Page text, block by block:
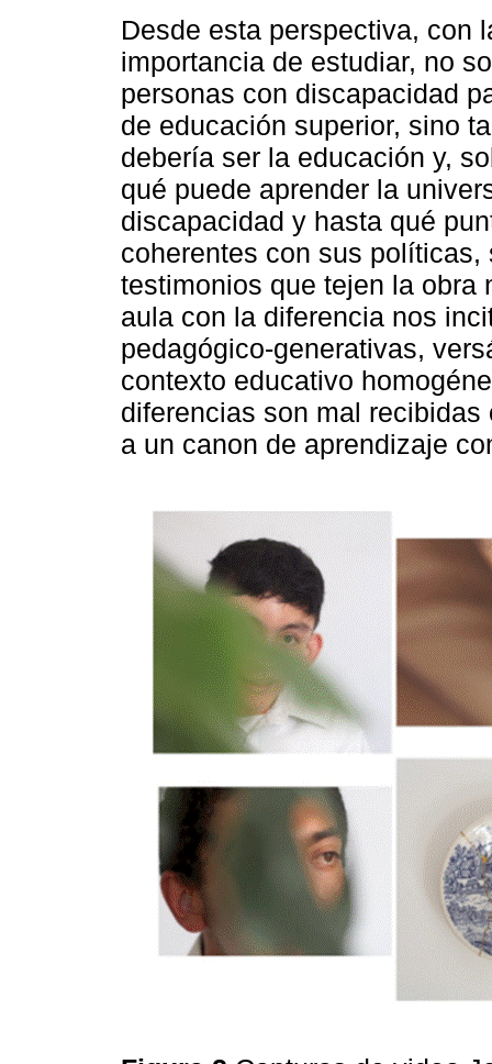
Desde esta perspectiva, con
importancia de estudiar, no
personas con discapacidad
de educación superior, sino
debería ser la educación y,
qué puede aprender la
discapacidad y hasta qué
coherentes con sus
testimonios que tejen la obra
aula con la diferencia nos
pedagógico-generativas,
contexto educativo
diferencias son mal
a un canon de aprendizaje